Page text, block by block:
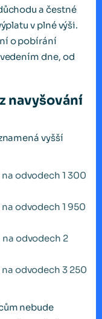
a čestné
v plné výši.
o pobírání
dne, od
navyšování
vyšší
odvodech 1 300
odvodech 1 950
odvodech 2
odvodech 3 250
nebude